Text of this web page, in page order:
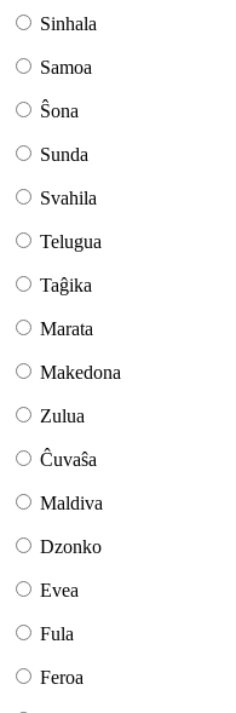
Sinhala
Samoa
Ŝona
Sunda
Svahila
Telugua
Taĝika
Marata
Makedona
Zulua
Ĉuvaŝa
Maldiva
Dzonko
Evea
Fula
Feroa